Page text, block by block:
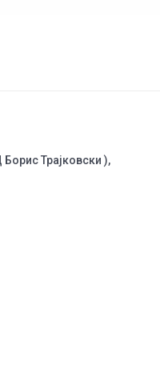
Трајковски ),